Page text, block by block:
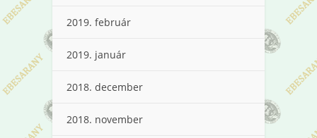
2019. február
2019. január
2018. december
2018. november